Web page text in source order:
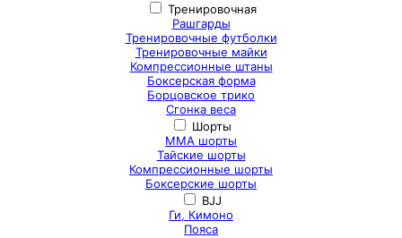
Тренировочная
Рашгарды
Тренировочные футболки
Тренировочные майки
Компрессионные штаны
Боксерская форма
Борцовское трико
Сгонка веса
Шорты
ММА шорты
Тайские шорты
Компрессионные шорты
Боксерские шорты
BJJ
Ги, Кимоно
Пояса